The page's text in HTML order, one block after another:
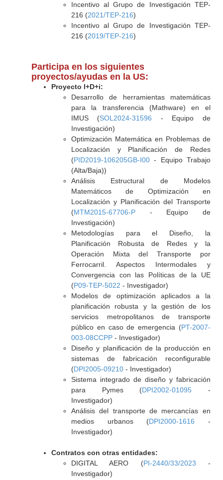
Incentivo al Grupo de Investigación TEP-
216 (2021/TEP-216)
Incentivo al Grupo de Investigación TEP-
216 (2019/TEP-216)
Participa en los siguientes
proyectos/ayudas en la US:
Proyecto I+D+i:
Desarrollo de herramientas matemáticas
para la transferencia (Mathware) en el
IMUS (SOL2024-31596 - Equipo de
Investigación)
Optimización Matemática en Problemas de
Localización y Planificación de Redes
(PID2019-106205GB-I00- Equipo Trabajo
(Alta/Baja))
Análisis Estructural de Modelos
Matemáticos de Optimización en
Localización y Planificación del Transporte
(MTM2015-67706-P- Equipo de
Investigación)
Metodologías para el Diseño, la
Planificación Robusta de Redes y la
Operación Mixta del Transporte por
Ferrocarril. Aspectos Intermodales y
Convergencia con las Políticas de la UE
(P09-TEP-5022 - Investigador)
Modelos de optimización aplicados a la
planificación robusta y la gestión de los
servicios metropolitanos de transporte
público en caso de emergencia (PT-2007-
003-08CCPP- Investigador)
Diseño y planificación de la producción en
sistemas de fabricación reconfigurable
(DPI2005-09210- Investigador)
Sistema integrado de diseño y fabricación
para Pymes (DPI2002-01095 -
Investigador)
Análisis del transporte de mercancías en
medios urbanos (DPI2000-1616 -
Investigador)
Contratos con otras entidades:
DIGITAL AERO (PI-2440/33/2023 -
Investigador)